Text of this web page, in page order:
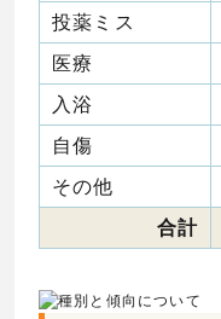
投薬ミス
医療
入浴
自傷
その他
合計